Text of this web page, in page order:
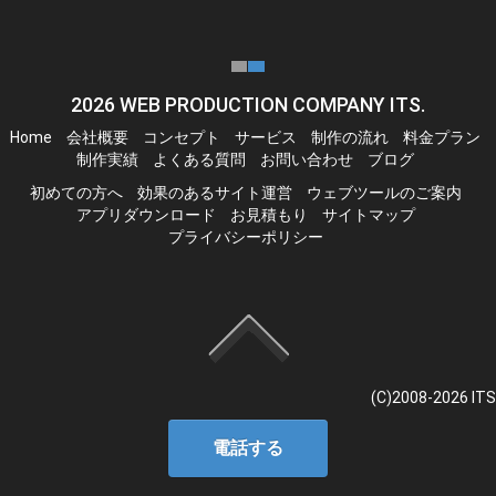
2026 WEB PRODUCTION COMPANY ITS.
Home 会社概要 コンセプト サービス 制作の流れ
料金プラン
制作実績
よくある質問 お問い合わせ
ブログ
初めての方へ
効果のあるサイト運営
ウェブツールのご案内
アプリダウンロード
お見積もり
サイトマップ
プライバシーポリシー
(C)2008-2026 ITS
電話する